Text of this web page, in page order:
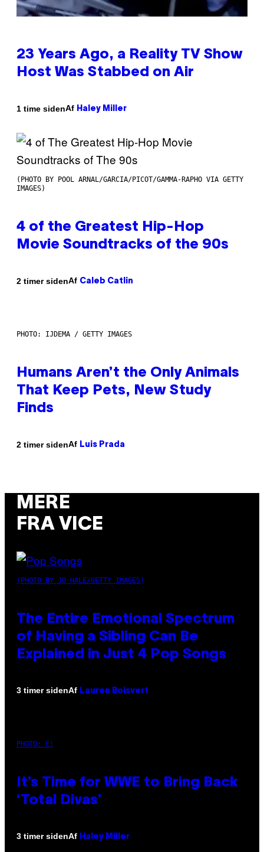
23 Years Ago, a Reality TV Show
Host Was Stabbed on Air
1 time sidenAf Haley Miller
(PHOTO BY POOL ARNAL/GARCIA/PICOT/GAMMA-RAPHO VIA GETTY
IMAGES)
4 of the Greatest Hip-Hop
Movie Soundtracks of the 90s
2 timer sidenAf Caleb Catlin
PHOTO: IJDEMA / GETTY IMAGES
Humans Aren’t the Only Animals
That Keep Pets, New Study
Finds
2 timer sidenAf Luis Prada
MERE
FRA VICE
(PHOTO BY JO HALE/GETTY IMAGES)
The Entire Emotional Spectrum
of Having a Sibling Can Be
Explained in Just 4 Pop Songs
3 timer sidenAf Lauren Boisvert
PHOTO: E!
It’s Time for WWE to Bring Back
‘Total Divas’
3 timer sidenAf Haley Miller